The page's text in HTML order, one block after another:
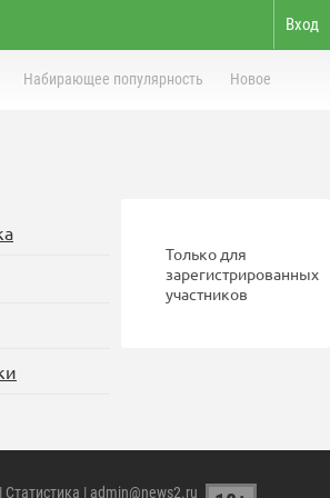
Вход
Набирающее популярность Новое
Только для
зарегистрированных
участников
| Статистика | admin@news2.ru